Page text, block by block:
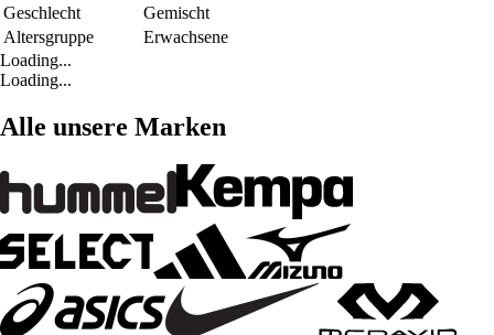
Geschlecht
Gemischt
Altersgruppe
Erwachsene
Loading...
Loading...
Alle unsere Marken